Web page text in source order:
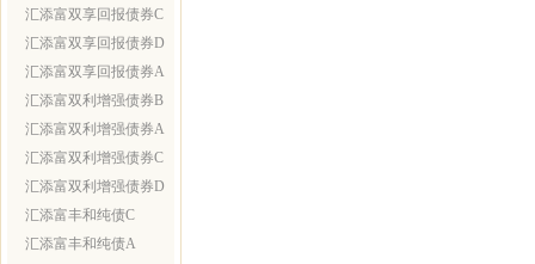
汇添富双享回报债券C
汇添富双享回报债券D
汇添富双享回报债券A
汇添富双利增强债券B
汇添富双利增强债券A
汇添富双利增强债券C
汇添富双利增强债券D
汇添富丰和纯债C
汇添富丰和纯债A